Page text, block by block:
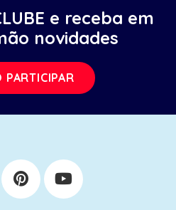
e receba em
novidades
PARTICIPAR